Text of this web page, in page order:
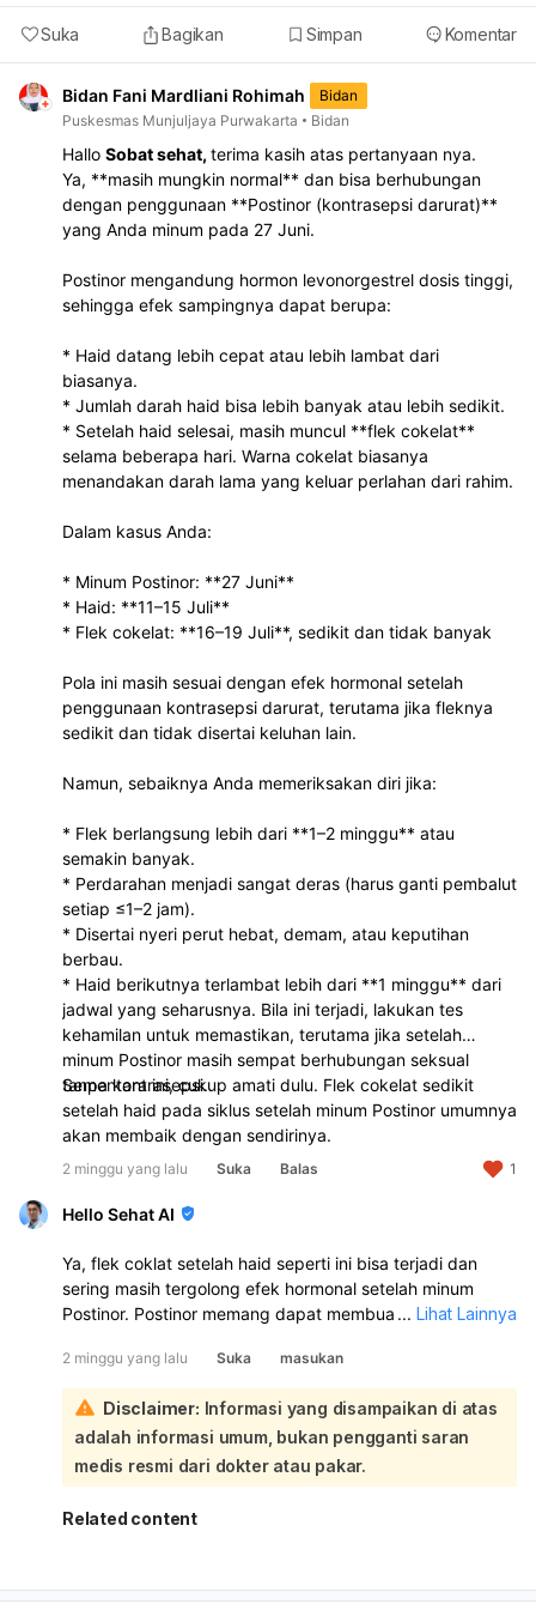
Suka Bagikan Simpan Komentar
Bidan Fani Mardliani Rohimah
Bidan
Puskesmas Munjuljaya Purwakarta
Bidan
Hallo Sobat sehat, terima kasih atas pertanyaan nya.
Ya, **masih mungkin normal** dan bisa berhubungan
dengan penggunaan **Postinor (kontrasepsi darurat)**
yang Anda minum pada 27 Juni.
Postinor mengandung hormon levonorgestrel dosis tinggi,
sehingga efek sampingnya dapat berupa:
* Haid datang lebih cepat atau lebih lambat dari
biasanya.
* Jumlah darah haid bisa lebih banyak atau lebih sedikit.
* Setelah haid selesai, masih muncul **flek cokelat**
selama beberapa hari. Warna cokelat biasanya
menandakan darah lama yang keluar perlahan dari rahim.
Dalam kasus Anda:
* Minum Postinor: **27 Juni**
* Haid: **11–15 Juli**
* Flek cokelat: **16–19 Juli**, sedikit dan tidak banyak
Pola ini masih sesuai dengan efek hormonal setelah
penggunaan kontrasepsi darurat, terutama jika fleknya
sedikit dan tidak disertai keluhan lain.
Namun, sebaiknya Anda memeriksakan diri jika:
* Flek berlangsung lebih dari **1–2 minggu** atau
semakin banyak.
* Perdarahan menjadi sangat deras (harus ganti pembalut
setiap ≤1–2 jam).
* Disertai nyeri perut hebat, demam, atau keputihan
berbau.
* Haid berikutnya terlambat lebih dari **1 minggu** dari
jadwal yang seharusnya. Bila ini terjadi, lakukan tes
kehamilan untuk memastikan, terutama jika setelah
minum Postinor masih sempat berhubungan seksual
tanpa kontrasepsi.
Sementara ini, cukup amati dulu. Flek cokelat sedikit
setelah haid pada siklus setelah minum Postinor umumnya
akan membaik dengan sendirinya.
2 minggu yang lalu Suka Balas 1
Hello Sehat AI
Ya, flek coklat setelah haid seperti ini bisa terjadi dan
sering masih tergolong efek hormonal setelah minum
Postinor. Postinor memang dapat membuat siklus haid
beberapa hari setelah haid:
Kalau darah haid utama sudah keluar tanggal 11–15 lalu
sekarang tinggal flek coklat sedikit, itu sering merupakan
sisa darah lama yang keluar pelan-pelan. Biasanya akan
berhenti sendiri dalam beberapa hari. Yang perlu
diperhatikan:
Kalau flek makin banyak, jadi merah segar, atau
tidak sedap
... Lihat Lainnya
2 minggu yang lalu Suka masukan
Disclaimer: Informasi yang disampaikan di atas
adalah informasi umum, bukan pengganti saran
medis resmi dari dokter atau pakar.
Related content